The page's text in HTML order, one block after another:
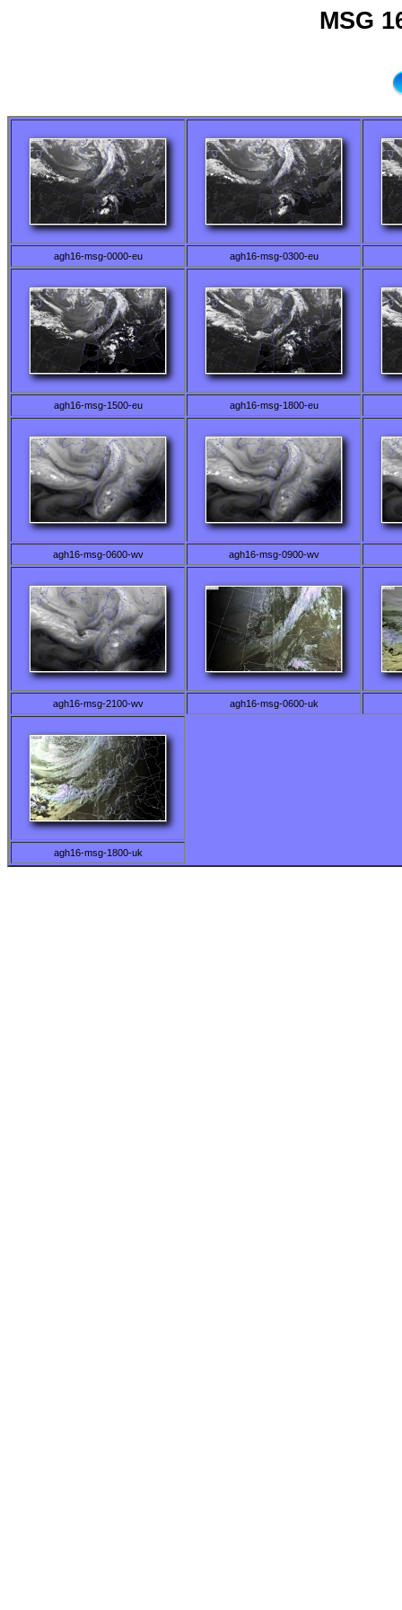
MSG
agh16-msg-0000-eu agh16-msg-0300-eu
agh16-msg-1500-eu agh16-msg-1800-eu
agh16-msg-0600-wv agh16-msg-0900-wv
agh16-msg-2100-wv agh16-msg-0600-uk
agh16-msg-1800-uk